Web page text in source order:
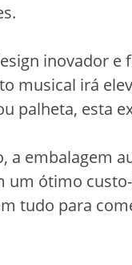
inovador e
musical irá
palheta, esta
a embalagem
um ótimo
tudo para